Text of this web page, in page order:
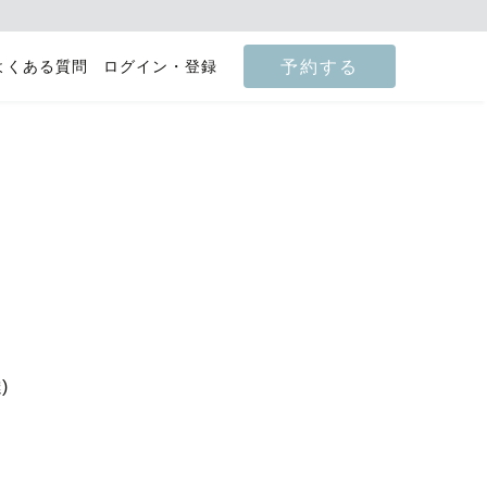
くある質問 ログイン・登録 予約する